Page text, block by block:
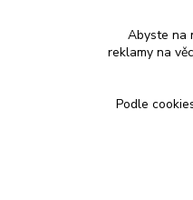
Abyste na
reklamy na
Podle